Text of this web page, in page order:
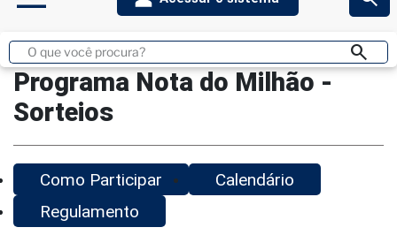
Buscar
no
site
search
Programa Nota do Milhão -
Sorteios
Como Participar
Calendário
Regulamento